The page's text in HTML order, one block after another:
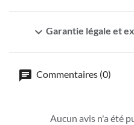
expand_more Garantie légale et
Commentaires (0)
Aucun avis n'a été